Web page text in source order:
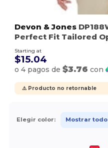
Devon & Jones
Perfect Fit Tailored
Starting at
$15.04
o 4 pagos de$3.76 con
⚠️ Producto no retornable
Elegir color: Mostrar todo